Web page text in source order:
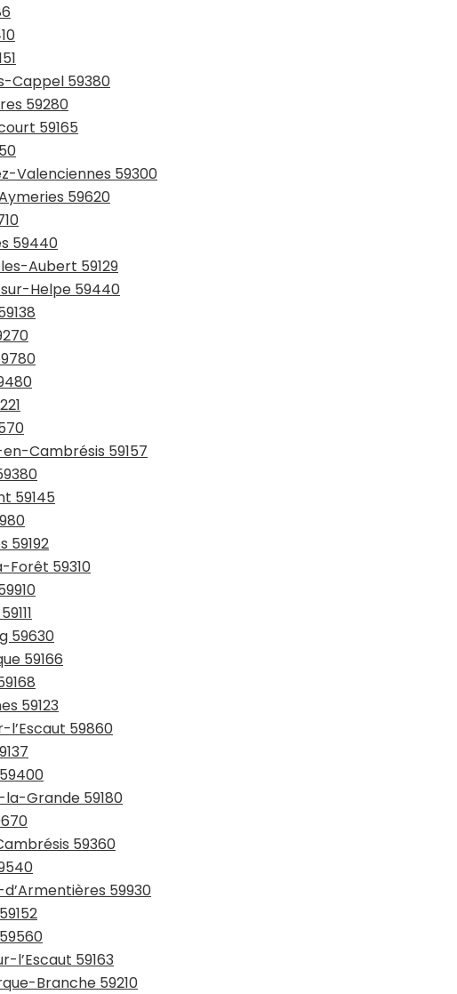
Cappel 59380
59280
59165
Valenciennes 59300
59620
59440
Aubert 59129
Helpe 59440
Cambrésis 59157
59145
59192
Forêt 59310
59630
59166
59123
l’Escaut 59860
Grande 59180
59360
59930
l’Escaut 59163
Branche 59210